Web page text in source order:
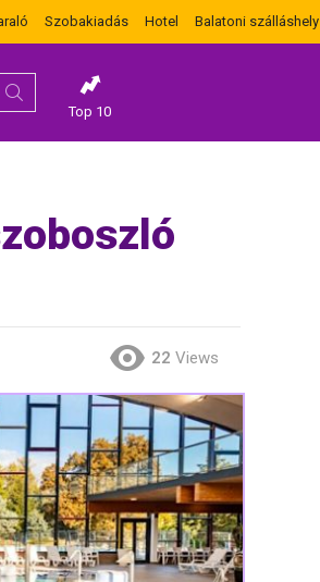
Szobakiadás Hotel Balatoni szálláshely
Top 10
22 Views